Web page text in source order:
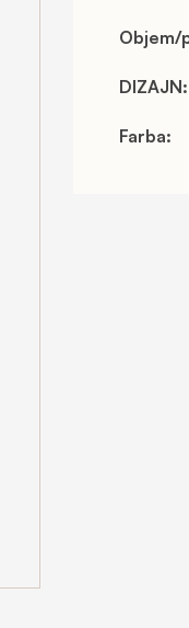
Objem/
DIZAJN:
Farba: